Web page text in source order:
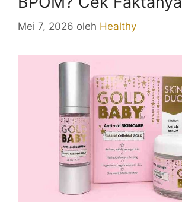
Mei 7, 2026 oleh Healthy